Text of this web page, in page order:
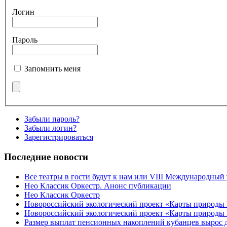
Логин
Пароль
Запомнить меня
Забыли пароль?
Забыли логин?
Зарегистрироваться
Последние новости
Все театры в гости будут к нам или VIII Международный
Нео Классик Оркестр. Анонс публикации
Нео Классик Оркестр
Новороссийский экологический проект «Карты
Новороссийский экологический проект «Карты
Размер выплат пенсионных накоплений кубанцев вырос